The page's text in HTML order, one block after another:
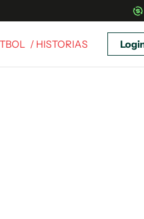
/ HISTORIAS